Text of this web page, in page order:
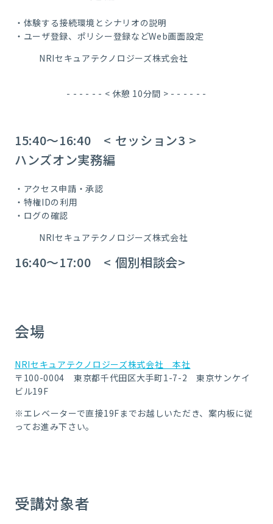
・体験する接続環境とシナリオの説明
・ユーザ登録、ポリシー登録などWeb画面設定
NRIセキュアテクノロジーズ株式会社
- - - - - - < 休憩 10分間 > - - - - - -
15:40～16:40 < セッション3 >
ハンズオン実務編
・アクセス申請・承認
・特権IDの利用
・ログの確認
NRIセキュアテクノロジーズ株式会社
16:40～17:00 < 個別相談会>
会場
NRIセキュアテクノロジーズ株式会社 本社
〒100-0004 東京都千代田区大手町1-7-2 東京サンケイ
ビル19F
※エレベーターで直接19Fまでお越しいただき、案内板に従
ってお進み下さい。
受講対象者